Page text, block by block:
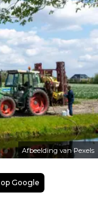
Afbeelding van Pexels
Google